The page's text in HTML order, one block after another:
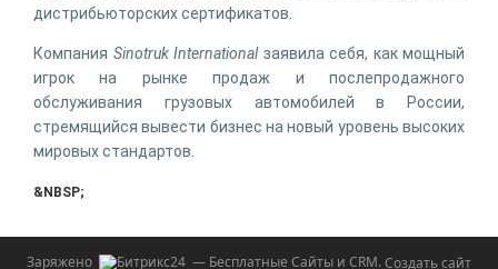
дистрибьюторских сертификатов.
Компания Sinotruk Internationalзаявила себя, как мощный
игрок на рынке продаж и послепродажного
обслуживания грузовых автомобилей в России,
стремящийся вывести бизнес на новый уровень высоких
мировых стандартов.
&NBSP;
Заряжено — Бесплатные Сайты и CRM.Создать сайт